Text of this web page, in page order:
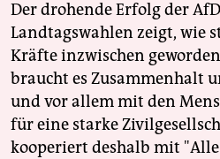
Der drohende Erfolg der
Landtagswahlen zeigt, wie
Kräfte inzwischen
braucht es Zusammenhalt
und vor allem mit den
für eine starke
kooperiert deshalb mit